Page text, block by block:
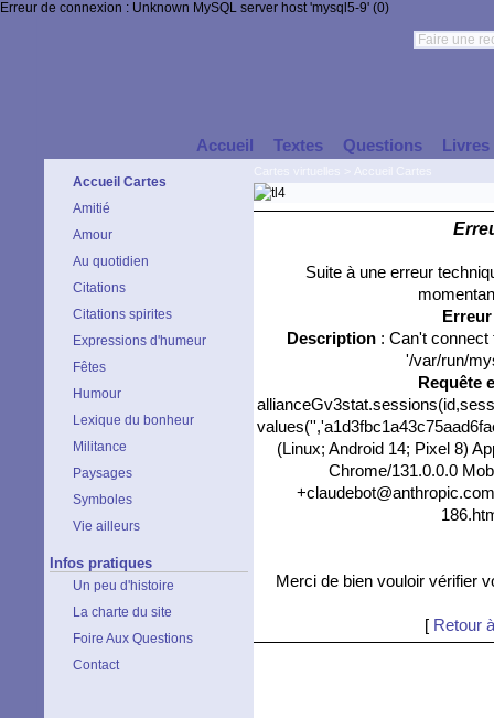
Erreur de connexion : Unknown MySQL server host 'mysql5-9' (0)
Accueil Textes Questions Livres
Accueil Cartes
Amitié
Amour
Au quotidien
Citations
Citations spirites
Expressions d'humeur
Fêtes
Humour
Lexique du bonheur
Militance
Paysages
Symboles
Vie ailleurs
Infos pratiques
Un peu d'histoire
La charte du site
Foire Aux Questions
Contact
Suite à une erreur
Description: Can't connect
'/var/run/
Requête
(Linux; Android 14; Pixel 8)
Chrome/131.0.0.0
Merci de bien vouloir vérifier
[ Retour